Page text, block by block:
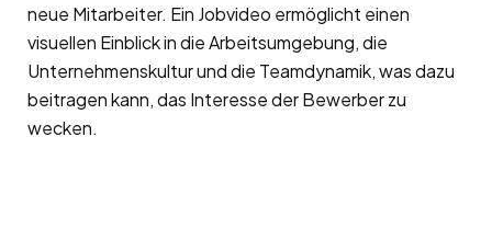
neue Mitarbeiter. Ein Jobvideo ermöglicht einen
visuellen Einblick in die Arbeitsumgebung, die
Unternehmenskultur und die Teamdynamik, was dazu
beitragen kann, das Interesse der Bewerber zu
wecken.